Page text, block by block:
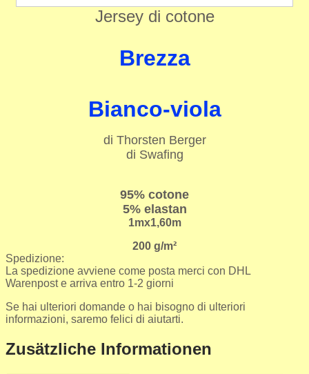
Jersey di cotone
Brezza
Bianco-viola
di Thorsten Berger
di Swafing
95% cotone
5% elastan
1mx1,60m
200 g/m²
Spedizione:
La spedizione avviene come posta merci con DHL
Warenpost e arriva entro 1-2 giorni
Se hai ulteriori domande o hai bisogno di ulteriori
informazioni, saremo felici di aiutarti.
Zusätzliche Informationen